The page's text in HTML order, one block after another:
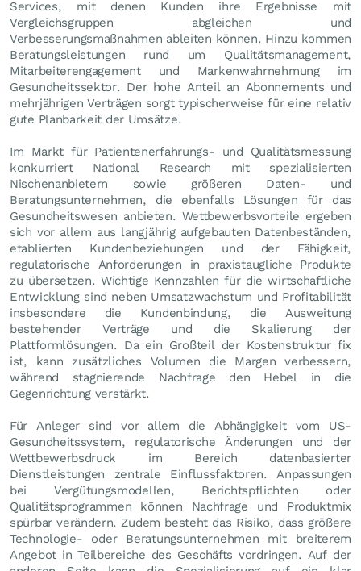
Services, mit denen Kunden ihre Ergebnisse mit
Vergleichsgruppen abgleichen und
Verbesserungsmaßnahmen ableiten können. Hinzu kommen
Beratungsleistungen rund um Qualitätsmanagement,
Mitarbeiterengagement und Markenwahrnehmung im
Gesundheitssektor. Der hohe Anteil an Abonnements und
mehrjährigen Verträgen sorgt typischerweise für eine relativ
gute Planbarkeit der Umsätze.
Im Markt für Patientenerfahrungs- und Qualitätsmessung
konkurriert National Research mit spezialisierten
Nischenanbietern sowie größeren Daten- und
Beratungsunternehmen, die ebenfalls Lösungen für das
Gesundheitswesen anbieten. Wettbewerbsvorteile ergeben
sich vor allem aus langjährig aufgebauten Datenbeständen,
etablierten Kundenbeziehungen und der Fähigkeit,
regulatorische Anforderungen in praxistaugliche Produkte
zu übersetzen. Wichtige Kennzahlen für die wirtschaftliche
Entwicklung sind neben Umsatzwachstum und Profitabilität
insbesondere die Kundenbindung, die Ausweitung
bestehender Verträge und die Skalierung der
Plattformlösungen. Da ein Großteil der Kostenstruktur fix
ist, kann zusätzliches Volumen die Margen verbessern,
während stagnierende Nachfrage den Hebel in die
Gegenrichtung verstärkt.
Für Anleger sind vor allem die Abhängigkeit vom US-
Gesundheitssystem, regulatorische Änderungen und der
Wettbewerbsdruck im Bereich datenbasierter
Dienstleistungen zentrale Einflussfaktoren. Anpassungen
bei Vergütungsmodellen, Berichtspflichten oder
Qualitätsprogrammen können Nachfrage und Produktmix
spürbar verändern. Zudem besteht das Risiko, dass größere
Technologie- oder Beratungsunternehmen mit breiterem
Angebot in Teilbereiche des Geschäfts vordringen. Auf der